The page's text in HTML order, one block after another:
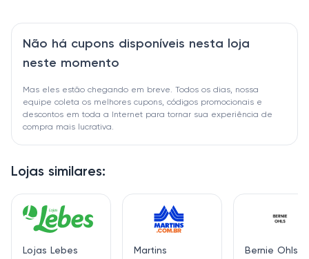
Lojas similares:
Lojas Lebes
Martins
Bernie Ohls
Não há cupons disponíveis nesta loja
neste momento
Mas eles estão chegando em breve. Todos os dias, nossa
equipe coleta os melhores cupons, códigos promocionais e
descontos em toda a Internet para tornar sua experiência de
compra mais lucrativa.